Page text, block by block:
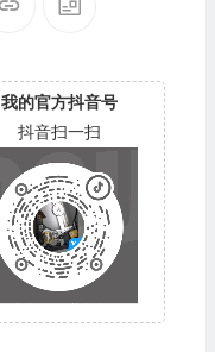
我的官方抖音号
抖音扫一扫